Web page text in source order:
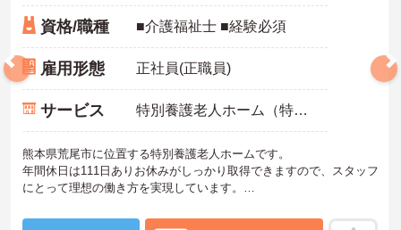
資格/職種 ■介護福祉士 ■経験必須
雇用形態 正社員(正職員)
サービス 特別養護老人ホーム（特養）
熊本県荒尾市に位置する特別養護老人ホームです。
年間休日は111日ありお休みがしっかり取得できますので、スタッフ
にとって理想の働き方を実現しています。
れます。賞与は計4ヶ月分の支給実績と嬉しい高待遇です。